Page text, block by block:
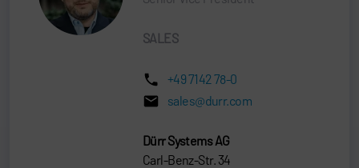
SALES
+49 7142 78-0
sales@durr.com
Dürr Systems AG
Carl-Benz-Str. 34